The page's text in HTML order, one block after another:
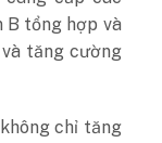
B tổng hợp và
tăng cường
chỉ tăng